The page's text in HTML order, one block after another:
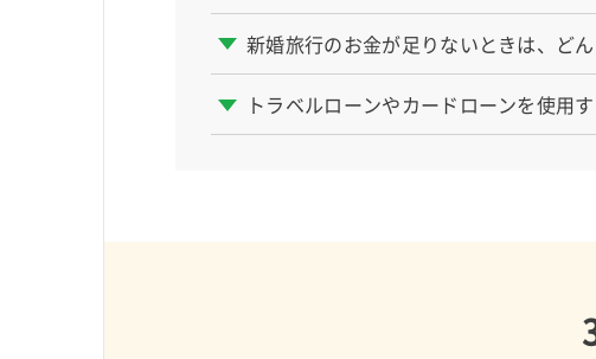
新婚旅行のお金が足りないときは、ど
トラベルローンやカードローンを使用